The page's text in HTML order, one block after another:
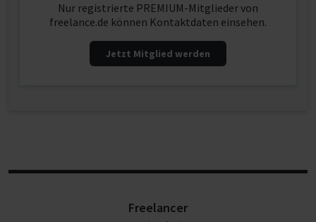
Nur registrierte PREMIUM-Mitglieder von
freelance.de können Kontaktdaten einsehen.
Jetzt Mitglied werden
Freelancer